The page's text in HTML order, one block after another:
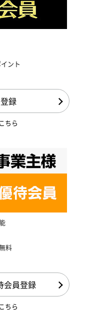
ント
録
ちら
料
会員登録
ちら